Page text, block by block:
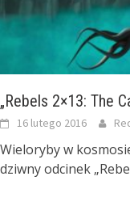
„Rebels 2×13: The
16 lutego 2016
Wieloryby w
dziwny odcinek